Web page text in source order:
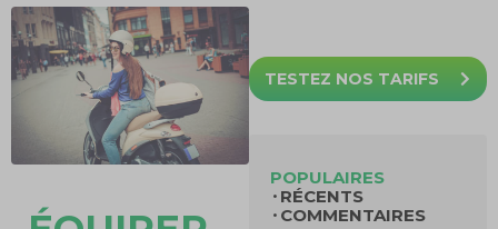
TESTEZ NOS TARIFS
POPULAIRES
RÉCENTS
COMMENTAIRES